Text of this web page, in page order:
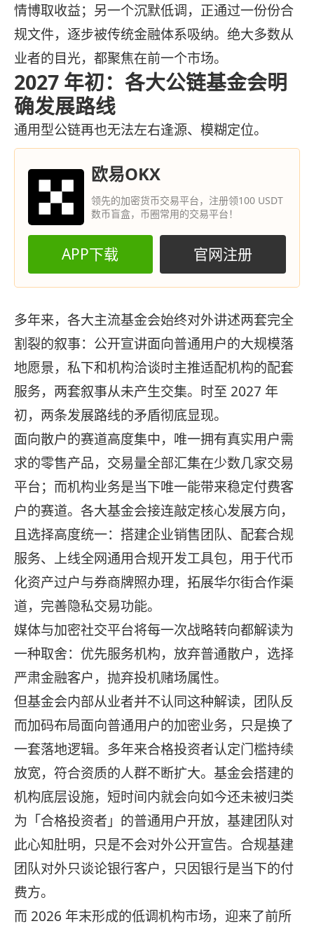
情博取收益；另一个沉默低调，正通过一份份合
规文件，逐步被传统金融体系吸纳。绝大多数从
业者的目光，都聚焦在前一个市场。
2027 年初：各大公链基金会明
确发展路线
通用型公链再也无法左右逢源、模糊定位。
欧易OKX
领先的加密货币交易平台，注册领100 USDT
数币盲盒，币圈常用的交易平台！
APP下载 官网注册
多年来，各大主流基金会始终对外讲述两套完全
割裂的叙事：公开宣讲面向普通用户的大规模落
地愿景，私下和机构洽谈时主推适配机构的配套
服务，两套叙事从未产生交集。时至 2027 年
初，两条发展路线的矛盾彻底显现。
面向散户的赛道高度集中，唯一拥有真实用户需
求的零售产品，交易量全部汇集在少数几家交易
平台；而机构业务是当下唯一能带来稳定付费客
户的赛道。各大基金会接连敲定核心发展方向，
且选择高度统一：搭建企业销售团队、配套合规
服务、上线全网通用合规开发工具包，用于代币
化资产过户与券商牌照办理，拓展华尔街合作渠
道，完善隐私交易功能。
媒体与加密社交平台将每一次战略转向都解读为
一种取舍：优先服务机构，放弃普通散户，选择
严肃金融客户，抛弃投机赌场属性。
但基金会内部从业者并不认同这种解读，团队反
而加码布局面向普通用户的加密业务，只是换了
一套落地逻辑。多年来合格投资者认定门槛持续
放宽，符合资质的人群不断扩大。基金会搭建的
机构底层设施，短时间内就会向如今还未被归类
为「合格投资者」的普通用户开放，基建团队对
此心知肚明，只是不会对外公开宣告。合规基建
团队对外只谈论银行客户，只因银行是当下的付
费方。
而 2026 年末形成的低调机构市场，迎来了前所